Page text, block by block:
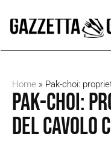
Home » Pak-choi:
Pak-choi:
del cavolo